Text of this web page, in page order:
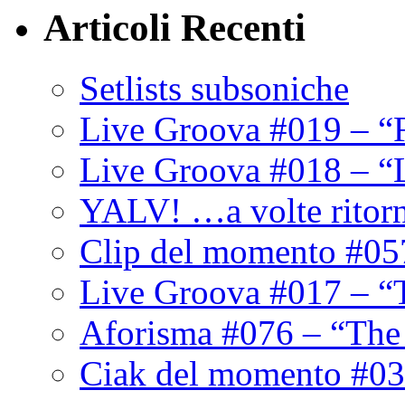
Articoli Recenti
Setlists subsoniche
Live Groova #019 –
Live Groova #018 –
YALV! …a volte
Clip del momento
Live Groova #017 –
Aforisma #076 –
Ciak del momento